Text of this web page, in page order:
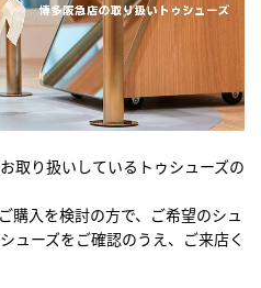
取り扱いしているトゥシューズの
購入を検討の方で、ご希望のシュ
ューズをご確認のうえ、ご来店く